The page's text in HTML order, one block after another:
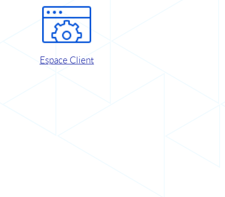
Espace Client